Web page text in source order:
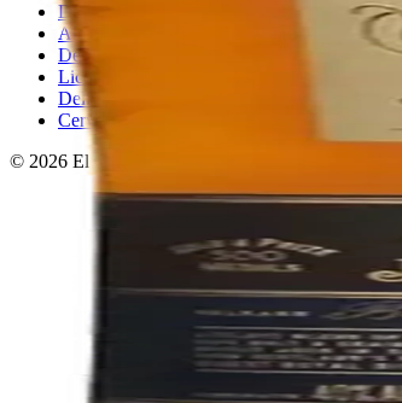
Delivery de licores en Miami
Alcohol a domicilio Miami
Delivery a Brickell
Licorera en Brickell
Delivery Coral Gables
Cervezas a domicilio Miami
© 2026 El Gato Tuerto · Licorera